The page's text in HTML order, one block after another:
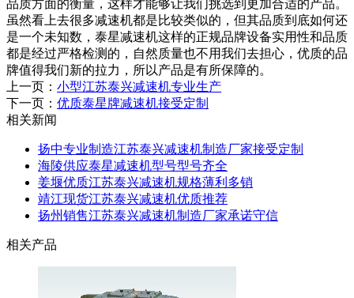
品质方面的衡量，这样才能够让我们挑选到更加合适的产品。
虽然看上去很多减速机都是比较类似的，但其品质到底如何还
是一个未知数，泰星减速机这样的正规品牌设备实用性和品质
都是经过严格检测的，自然质量也不用我们去担心，优质的品
牌值得我们新的拉力，所以产品是有所保障的。
上一页： 小型江苏泰兴减速机专业生产
下一页： 优质泰星牌减速机接受定制
相关新闻
扬中专业制造江苏泰兴减速机制造厂家接受定制
海陵供应泰星减速机型号型号齐全
姜堰优质江苏泰兴减速机规格薄利多销
靖江现货江苏泰兴减速机优质推荐
扬州销售江苏泰兴减速机制造厂家承诺守信
相关产品